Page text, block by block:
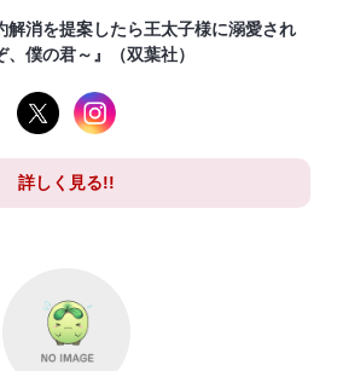
解消を提案したら王太子様に溺愛され
僕の君～』（双葉社）
詳しく見る!!